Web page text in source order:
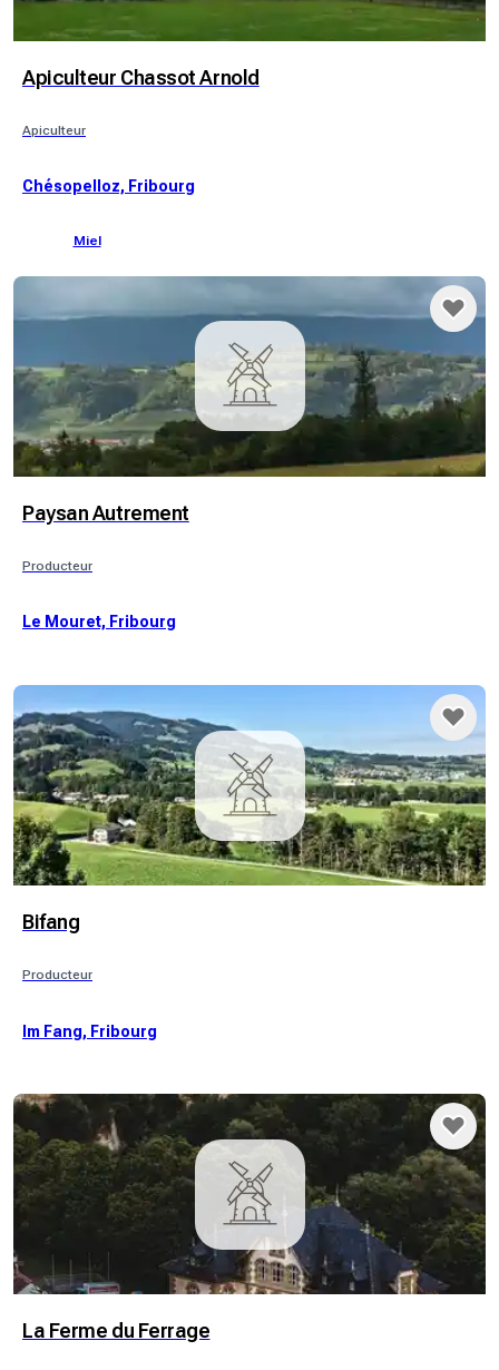
Apiculteur Chassot Arnold
Apiculteur
Chésopelloz, Fribourg
Miel
Paysan Autrement
Producteur
Le Mouret, Fribourg
Bifang
Producteur
Im Fang, Fribourg
La Ferme du Ferrage